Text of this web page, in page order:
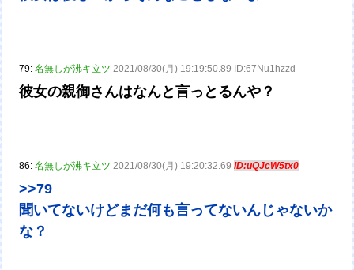
79:名無しが沸キ立ツ 2021/08/30(月) 19:19:50.89 ID:67Nu1hzzd
彼女の親御さんはなんと言っとるんや？
86:名無しが沸キ立ツ 2021/08/30(月) 19:20:32.69ID:uQJcW5tx0
>>79
聞いてないけどまだ何も言ってないんじゃないか
な？